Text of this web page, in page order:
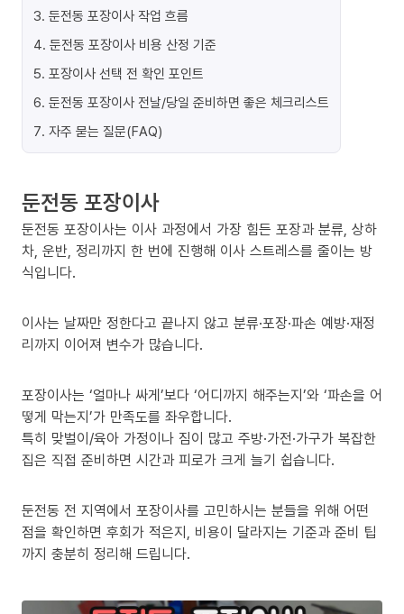
3. 둔전동 포장이사 작업 흐름
4. 둔전동 포장이사 비용 산정 기준
5. 포장이사 선택 전 확인 포인트
6. 둔전동 포장이사 전날/당일 준비하면 좋은 체크리스트
7. 자주 묻는 질문(FAQ)
둔전동 포장이사
둔전동 포장이사는 이사 과정에서 가장 힘든 포장과 분류, 상하
차, 운반, 정리까지 한 번에 진행해 이사 스트레스를 줄이는 방
식입니다.
이사는 날짜만 정한다고 끝나지 않고 분류·포장·파손 예방·재정
리까지 이어져 변수가 많습니다.
포장이사는 ‘얼마나 싸게’보다 ‘어디까지 해주는지’와 ‘파손을 어
떻게 막는지’가 만족도를 좌우합니다.
특히 맞벌이/육아 가정이나 짐이 많고 주방·가전·가구가 복잡한
집은 직접 준비하면 시간과 피로가 크게 늘기 쉽습니다.
둔전동 전 지역에서 포장이사를 고민하시는 분들을 위해 어떤
점을 확인하면 후회가 적은지, 비용이 달라지는 기준과 준비 팁
까지 충분히 정리해 드립니다.